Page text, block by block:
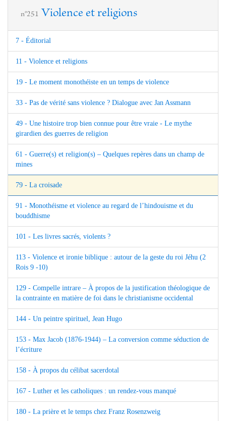
n°251 Violence et religions
7 - Éditorial
11 - Violence et religions
19 - Le moment monothéiste en un temps de violence
33 - Pas de vérité sans violence ? Dialogue avec Jan Assmann
49 - Une histoire trop bien connue pour être vraie - Le mythe
girardien des guerres de religion
61 - Guerre(s) et religion(s) – Quelques repères dans un champ de
mines
79 - La croisade
91 - Monothéisme et violence au regard de l’hindouisme et du
bouddhisme
101 - Les livres sacrés, violents ?
113 - Violence et ironie biblique : autour de la geste du roi Jéhu (2
Rois 9 -10)
129 - Compelle intrare – À propos de la justification théologique de
la contrainte en matière de foi dans le christianisme occidental
144 - Un peintre spirituel, Jean Hugo
153 - Max Jacob (1876-1944) – La conversion comme séduction de
l’écriture
158 - À propos du célibat sacerdotal
167 - Luther et les catholiques : un rendez-vous manqué
180 - La prière et le temps chez Franz Rosenzweig